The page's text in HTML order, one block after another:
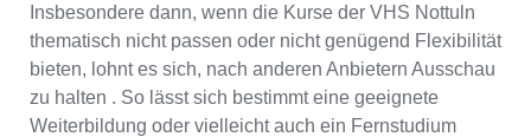
Insbesondere dann, wenn die Kurse der VHS Nottuln
thematisch nicht passen oder nicht genügend Flexibilität
bieten, lohnt es sich, nach anderen Anbietern Ausschau
zu halten . So lässt sich bestimmt eine geeignete
Weiterbildung oder vielleicht auch ein Fernstudium